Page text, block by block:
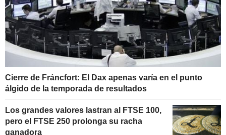
Cierre de Fráncfort: El Dax apenas varía en el punto
álgido de la temporada de resultados
Los grandes valores lastran al FTSE 100,
pero el FTSE 250 prolonga su racha
ganadora